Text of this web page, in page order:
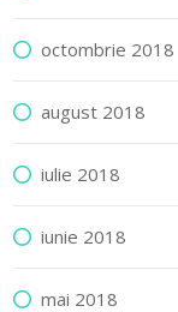
octombrie 2018
august 2018
iulie 2018
iunie 2018
mai 2018